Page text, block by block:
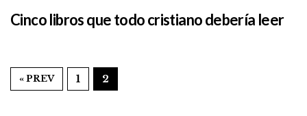
Cinco libros que todo cristiano debería leer
« PREV 1 2